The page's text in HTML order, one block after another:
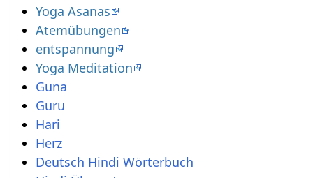
Yoga Asanas
Atemübungen
entspannung
Yoga Meditation
Guna
Guru
Hari
Herz
Deutsch Hindi Wörterbuch